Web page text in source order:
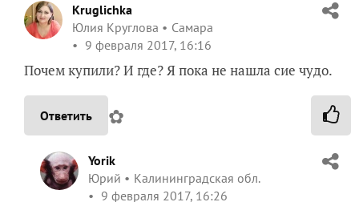
Kruglichka
Юлия Круглова
Самара
9 февраля 2017, 16:16
Почем купили? И где? Я пока не нашла сие чудо.
Ответить ✿
Yorik
Юрий
Калининградская обл.
9 февраля 2017, 16:26